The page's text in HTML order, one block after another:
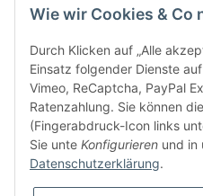
Bitte senden Sie mir entsprechend
Wie wir Cookies & Co
Durch Klicken auf „Alle
Einsatz folgender Dienste
Vimeo, ReCaptcha, PayPal
Ratenzahlung. Sie können
(Fingerabdruck-Icon links
Sie unte Konfigurieren und in
Datenschutzerklärung.